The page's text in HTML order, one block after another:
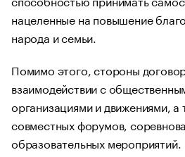
нацеленные на повышение
народа и семьи.
Помимо этого, стороны
взаимодействии с
организациями и движениями, а
совместных форумов,
образовательных мероприятий.